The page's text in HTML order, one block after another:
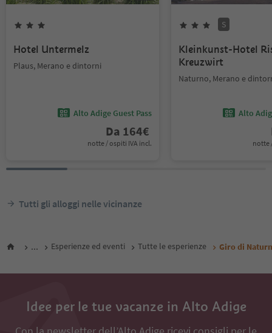
Hotel Untermelz
Plaus, Merano e dintorni
Alto Adige Guest Pass
Da 164€
notte / ospiti IVA incl.
S
Kleinkunst-Hotel
Kreuzwirt
Naturno, Merano e
Alto
notte
Tutti gli alloggi nelle vicinanze
... Esperienze ed eventi Tutte le esperienze Giro di
Idee per le tue vacanze in Alto Adige